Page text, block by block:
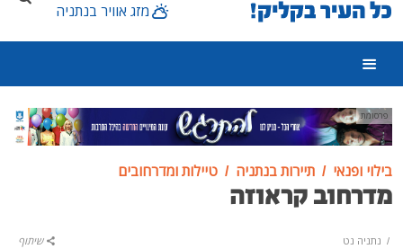
מזג אוויר בנתניה
פרסומת
בילוי ופנאי תיירות בנתניה טיילות ומדרחובים
מדרחוב קראוזה
/ נתניה נט שיתוף